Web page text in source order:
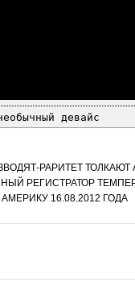
девайс
РАРИТЕТ ТОЛКАЮТ
РЕГИСТРАТОР
16.08.2012 ГОДА